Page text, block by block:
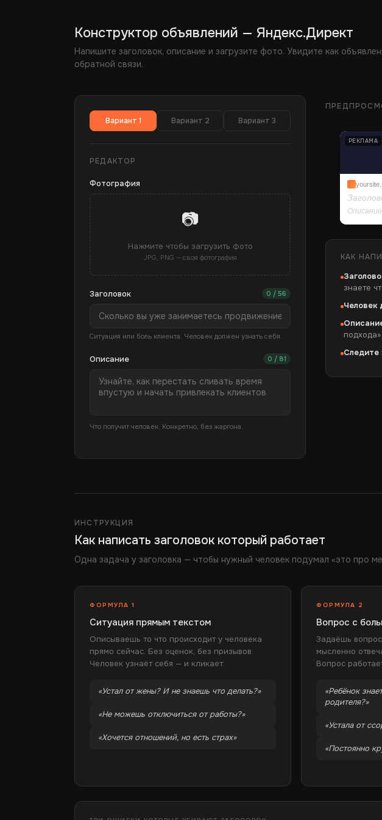
Конструктор объявлений — Яндекс.Директ
Напишите заголовок, описание и загрузите фото. Увидите как
обратной связи.
Вариант 1 Вариант 2 Вариант 3
РЕДАКТОР
Фотография
📷
Нажмите чтобы загрузить фото
JPG, PNG — своя фотография
Заголовок 0 / 56
Ситуация или боль клиента. Человек должен узнать себя.
Описание 0 / 81
Что получит человек. Конкретно, без жаргона.
РЕКЛАМА
КАК
знаете
Человек
Следите
ИНСТРУКЦИЯ
Как написать заголовок который работает
Одна задача у заголовка — чтобы нужный человек подумал «это про
ФОРМУЛА 1
Ситуация прямым текстом
Описываешь то что происходит у человека
прямо сейчас. Без оценок, без призывов.
Человек узнаёт себя — и кликает.
«Устал от жены? И не знаешь что делать?»
«Не можешь отключиться от работы?»
«Хочется отношений, но есть страх»
ФОРМУЛА 2
Вопрос с
Задаёшь
мысленно
Вопрос
«Ребёнок
родителя?»
«Устала от
«Постоянно